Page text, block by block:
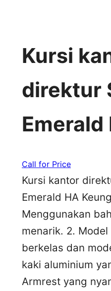
Kursi
direktur
Emerald
Call for Price
Kursi kantor
Emerald HA
Menggunakan
menarik. 2.
berkelas dan
kaki aluminium
Armrest yang